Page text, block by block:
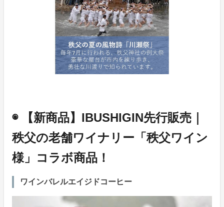
◉ 【新商品】IBUSHIGIN先行販売｜
秩父の老舗ワイナリー「秩父ワイン
様」コラボ商品！
ワインバレルエイジドコーヒー